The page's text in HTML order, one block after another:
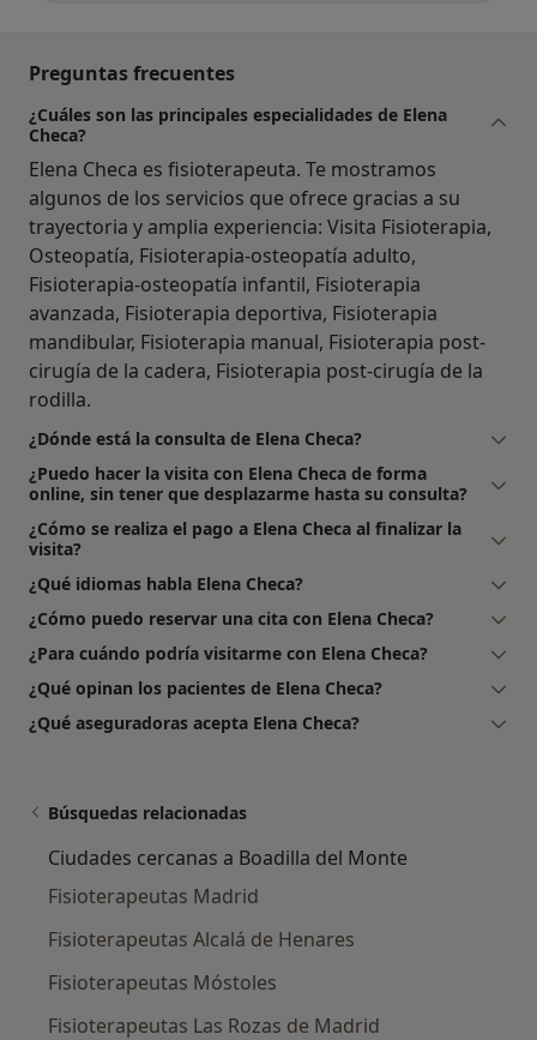
Preguntas frecuentes
¿Cuáles son las principales especialidades de Elena
Checa?
Elena Checa es fisioterapeuta. Te mostramos
algunos de los servicios que ofrece gracias a su
trayectoria y amplia experiencia: Visita Fisioterapia,
Osteopatía, Fisioterapia-osteopatía adulto,
Fisioterapia-osteopatía infantil, Fisioterapia
avanzada, Fisioterapia deportiva, Fisioterapia
mandibular, Fisioterapia manual, Fisioterapia post-
cirugía de la cadera, Fisioterapia post-cirugía de la
rodilla.
¿Dónde está la consulta de Elena Checa?
¿Puedo hacer la visita con Elena Checa de forma
online, sin tener que desplazarme hasta su consulta?
¿Cómo se realiza el pago a Elena Checa al finalizar la
visita?
¿Qué idiomas habla Elena Checa?
¿Cómo puedo reservar una cita con Elena Checa?
¿Para cuándo podría visitarme con Elena Checa?
¿Qué opinan los pacientes de Elena Checa?
¿Qué aseguradoras acepta Elena Checa?
Búsquedas relacionadas
Ciudades cercanas a Boadilla del Monte
Fisioterapeutas Madrid
Fisioterapeutas Alcalá de Henares
Fisioterapeutas Móstoles
Fisioterapeutas Las Rozas de Madrid